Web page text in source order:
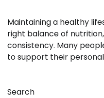
Maintaining a healthy
right balance of
consistency. Many
to support their
Search